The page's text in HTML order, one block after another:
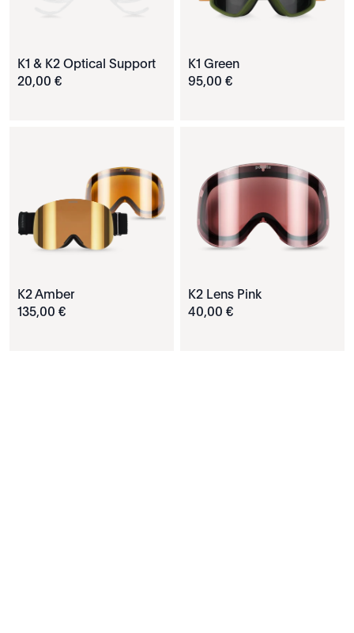
K1 & K2 Optical Support
20,00 €
K1 Green
95,00 €
K2 Amber
135,00 €
K2 Lens Pink
40,00 €